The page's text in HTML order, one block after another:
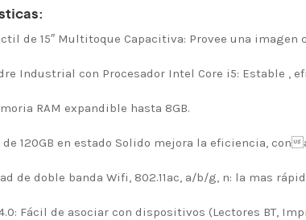
de 15″ Multitoque Capacitiva: Provee una
Industrial con Procesador Intel Core i5: Estable ,
RAM expandible hasta 8GB.
de 120GB en estado Solido mejora la eficiencia, con
de doble banda Wifi, 802.11ac, a/b/g, n: la mas
Fácil de asociar con dispositivos (Lectores BT,